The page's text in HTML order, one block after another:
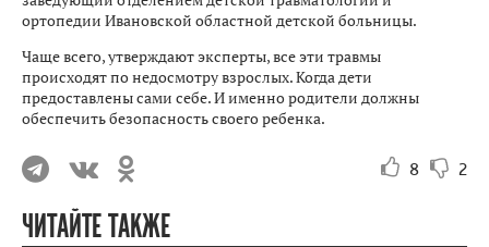
ортопедии Ивановской областной детской больницы.
Чаще всего, утверждают эксперты, все эти травмы
происходят по недосмотру взрослых. Когда дети
предоставлены сами себе. И именно родители должны
обеспечить безопасность своего ребенка.
8 2
ЧИТАЙТЕ ТАКЖЕ